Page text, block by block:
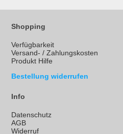
Shopping
Verfügbarkeit
Versand- / Zahlungskosten
Produkt Hilfe
Bestellung widerrufen
Info
Datenschutz
AGB
Widerruf